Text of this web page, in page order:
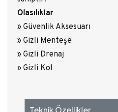
Olasılıklar
» Güvenlik Aksesuarı
» Gizli Menteşe
» Gizli Drenaj
» Gizli Kol
Teknik Özellikler